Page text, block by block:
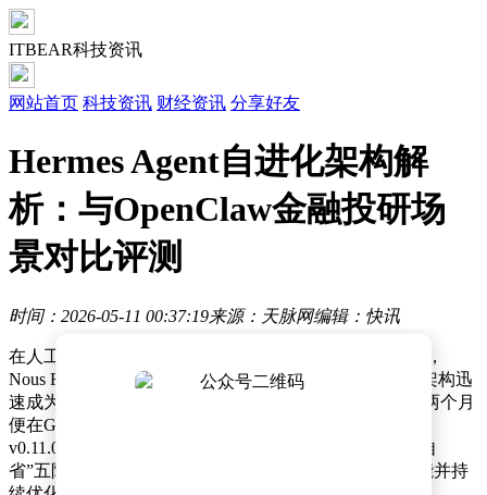
ITBEAR科技资讯
网站首页 科技资讯 财经资讯 分享好友
Hermes Agent自进化架构解
析：与OpenClaw金融投研场
景对比评测
时间：2026-05-11 00:37:19来源：天脉网编辑：快讯
在人工智能领域，开源智能体的竞争愈发激烈。2026年，
Nous Research推出的Hermes Agent凭借其独特的自进化架构迅
速成为焦点。这款采用MIT开源协议的智能体，上线仅两个月
便在GitHub收获超418%的Star增速，最新版本已更新至
v0.11.0。其核心创新在于构建了“执行-提炼-沉淀-复用-自
省”五阶段闭环系统，能够自动从任务中生成可复用技能并持